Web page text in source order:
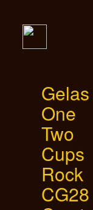
Gelas
One
Two
Cups
Rock
CG28